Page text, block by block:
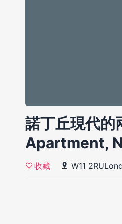
諾丁丘現代
Apartment,
收藏 W11